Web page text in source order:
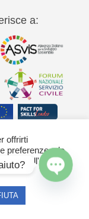
a:
Roma - tel 06
Ufficio stampa tel: 06
-Cookies Policy
offrirti
preferenze e le
all'uso di